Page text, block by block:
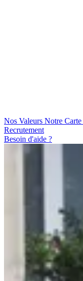
Nos Valeurs Notre Carte
Recrutement
Besoin d'aide ?